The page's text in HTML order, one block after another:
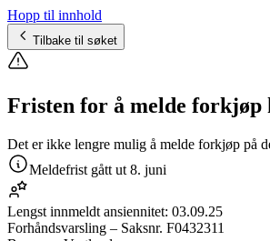
Hopp til innhold
Tilbake til søket
Fristen for å melde forkjøp
Det er ikke lengre mulig å melde forkjøp på
Meldefrist gått ut 8. juni
Lengst innmeldt ansiennitet: 03.09.25
Forhåndsvarsling – Saksnr. F0432311